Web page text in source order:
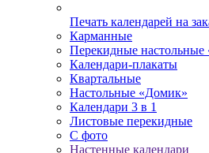
Печать календарей на
Карманные
Перекидные
Календари-плакаты
Квартальные
Настольные «Домик»
Календари 3 в 1
Листовые перекидные
С фото
Настенные календари